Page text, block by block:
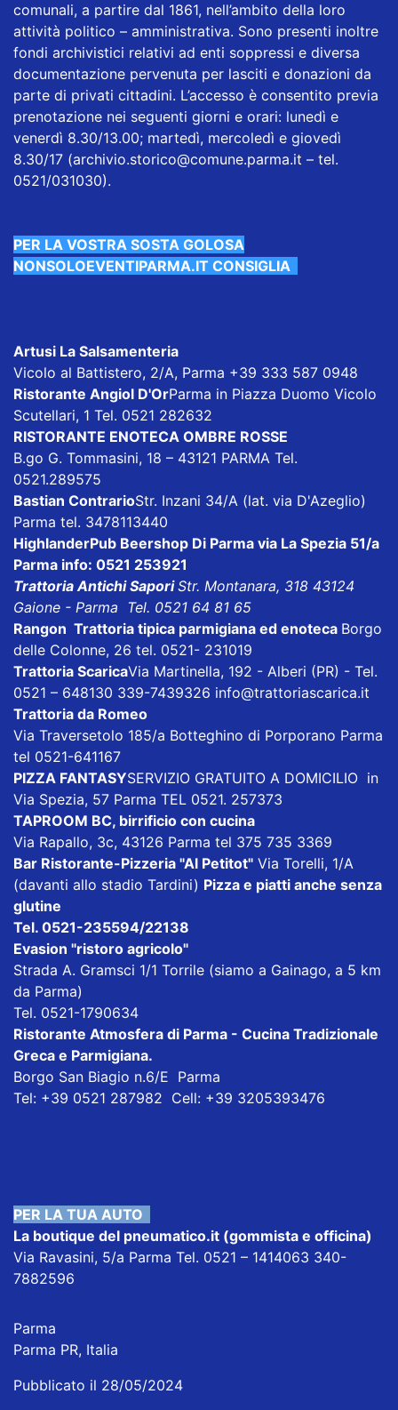
comunali, a partire dal 1861, nell’ambito della loro
attività politico – amministrativa. Sono presenti inoltre
fondi archivistici relativi ad enti soppressi e diversa
documentazione pervenuta per lasciti e donazioni da
parte di privati cittadini. L’accesso è consentito previa
prenotazione nei seguenti giorni e orari: lunedì e
venerdì 8.30/13.00; martedì, mercoledì e giovedì
8.30/17 (archivio.storico@comune.parma.it – tel.
0521/031030).
PER LA VOSTRA SOSTA GOLOSA
NONSOLOEVENTIPARMA.IT CONSIGLIA
Artusi La Salsamenteria
Vicolo al Battistero, 2/A, Parma +39 333 587 0948
Ristorante Angiol D'OrParma in Piazza Duomo Vicolo
Scutellari, 1 Tel. 0521 282632
RISTORANTE ENOTECA OMBRE ROSSE
B.go G. Tommasini, 18 – 43121 PARMA Tel.
0521.289575
Bastian ContrarioStr. Inzani 34/A (lat. via D'Azeglio)
Parma tel. 3478113440
HighlanderPub Beershop Di Parma via La Spezia 51/a
Parma info: 0521 253921
Trattoria Antichi SaporiStr. Montanara, 318 43124
Gaione - Parma Tel. 0521 64 81 65
Rangon Trattoria tipica parmigiana ed enoteca Borgo
delle Colonne, 26 tel. 0521- 231019
Trattoria ScaricaVia Martinella, 192 - Alberi (PR) - Tel.
0521 – 648130 339-7439326 info@trattoriascarica.it
Trattoria da Romeo
Via Traversetolo 185/a Botteghino di Porporano Parma
tel 0521-641167
PIZZA FANTASYSERVIZIO GRATUITO A DOMICILIO in
Via Spezia, 57 Parma TEL 0521. 257373
TAPROOM BC, birrificio con cucina
Via Rapallo, 3c, 43126 Parma tel 375 735 3369
Bar Ristorante-Pizzeria "Al Petitot" Via Torelli, 1/A
(davanti allo stadio Tardini) Pizza e piatti anche senza
glutine
Tel. 0521-235594/22138
Evasion "ristoro agricolo"
Strada A. Gramsci 1/1 Torrile (siamo a Gainago, a 5 km
da Parma)
Tel. 0521-1790634
Ristorante Atmosfera di Parma - Cucina Tradizionale
Greca e Parmigiana.
Borgo San Biagio n.6/E Parma
Tel: +39 0521 287982 Cell: +39 3205393476
PER LA TUA AUTO
La boutique del pneumatico.it (gommista e officina)
Via Ravasini, 5/a Parma Tel. 0521 – 1414063 340-
7882596
Parma
Parma PR, Italia
Pubblicato il 28/05/2024